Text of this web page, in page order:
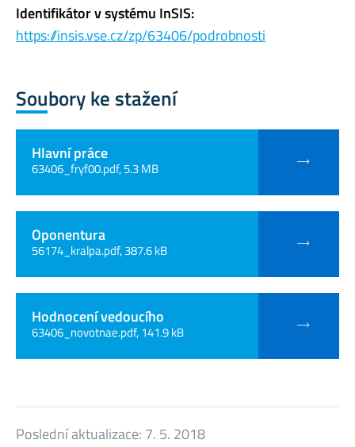
Identifikátor v systému InSIS:
https://insis.vse.cz/zp/63406/podrobnosti
Soubory ke stažení
Hlavní práce
63406_fryf00.pdf, 5.3 MB
Oponentura
56174_kralpa.pdf, 387.6 kB
Hodnocení vedoucího
63406_novotnae.pdf, 141.9 kB
Poslední aktualizace: 7. 5. 2018